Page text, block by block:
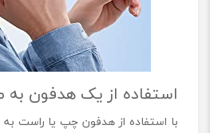
استفاده از یک هدفون به
با استفاده از هدفون چپ یا راست